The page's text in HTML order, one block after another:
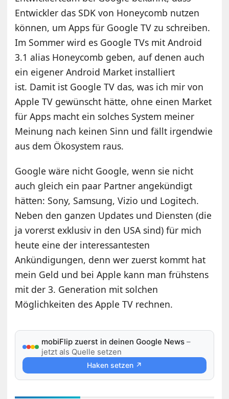
Entwickler das SDK von Honeycomb nutzen
können, um Apps für Google TV zu schreiben.
Im Sommer wird es Google TVs mit Android
3.1 alias Honeycomb geben, auf denen auch
ein eigener Android Market installiert
ist. Damit ist Google TV das, was ich mir von
Apple TV gewünscht hätte, ohne einen Market
für Apps macht ein solches System meiner
Meinung nach keinen Sinn und fällt irgendwie
aus dem Ökosystem raus.
Google wäre nicht Google, wenn sie nicht
auch gleich ein paar Partner angekündigt
hätten: Sony, Samsung, Vizio und Logitech.
Neben den ganzen Updates und Diensten (die
ja vorerst exklusiv in den USA sind) für mich
heute eine der interessantesten
Ankündigungen, denn wer zuerst kommt hat
mein Geld und bei Apple kann man frühstens
mit der 3. Generation mit solchen
Möglichkeiten des Apple TV rechnen.
mobiFlip zuerst in deinen Google News –
jetzt als Quelle setzen
Haken setzen ↗